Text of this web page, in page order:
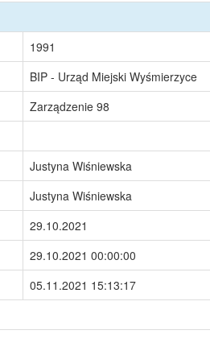
1991
BIP - Urząd Miejski Wyśmierzyce
Zarządzenie 98
Justyna Wiśniewska
Justyna Wiśniewska
29.10.2021
29.10.2021 00:00:00
05.11.2021 15:13:17